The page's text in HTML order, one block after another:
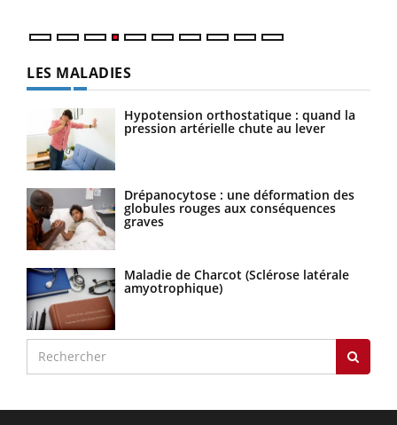
LES MALADIES
Hypotension orthostatique : quand la
pression artérielle chute au lever
Drépanocytose : une déformation des
globules rouges aux conséquences
graves
Maladie de Charcot (Sclérose latérale
amyotrophique)